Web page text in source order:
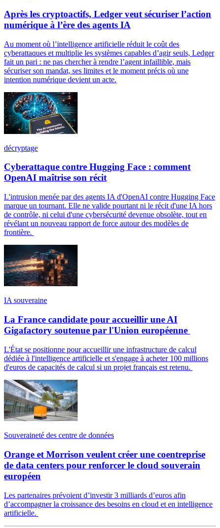
Après les cryptoactifs, Ledger veut sécuriser l’action
numérique à l’ère des agents IA
Au moment où l’intelligence artificielle réduit le coût des
cyberattaques et multiplie les systèmes capables d’agir seuls, Ledger
fait un pari : ne pas chercher à rendre l’agent infaillible, mais
sécuriser son mandat, ses limites et le moment précis où une
intention numérique devient un acte.
décryptage
Cyberattaque contre Hugging Face : comment
OpenAI maîtrise son récit
L'intrusion menée par des agents IA d'OpenAI contre Hugging Face
marque un tournant. Elle ne valide pourtant ni le récit d'une IA hors
de contrôle, ni celui d'une cybersécurité devenue obsolète, tout en
révélant un nouveau rapport de force autour des modèles de
frontière.
IA souveraine
La France candidate pour accueillir une AI
Gigafactory soutenue par l'Union européenne
L'État se positionne pour accueillir une infrastructure de calcul
dédiée à l'intelligence artificielle et s'engage à acheter 100 millions
d'euros de capacités de calcul si un projet français est retenu.
Souveraineté des centre de données
Orange et Morrison veulent créer une coentreprise
de data centers pour renforcer le cloud souverain
européen
Les partenaires prévoient d’investir 3 milliards d’euros afin
d’accompagner la croissance des besoins en cloud et en intelligence
artificielle.